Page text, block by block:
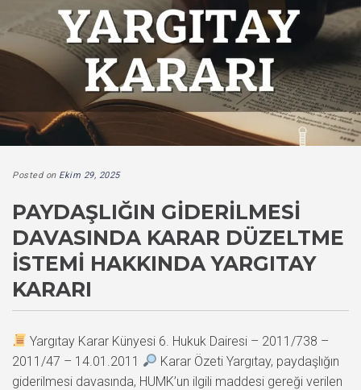
Posted on Ekim 29, 2025
PAYDAŞLIĞIN GIDERILMESI
DAVASINDA KARAR DÜZELTME
İSTEMI HAKKINDA YARGITAY
KARARI
Yargıtay Karar Künyesi 6. Hukuk Dairesi – 2011/738 –
2011/47 – 14.01.2011
Karar Özeti Yargıtay, paydaşlığın
giderilmesi davasında, HUMK’un ilgili maddesi gereği verilen